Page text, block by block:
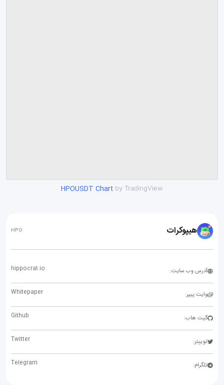
HPOUSDT Chart by TradingView
هیپوکرات HPO
آدرس وب سایت: hippocrat.io
وایت پیپر: Whitepaper
گیت هاب: Github
توییتر: Twitter
تلگرام: Telegram